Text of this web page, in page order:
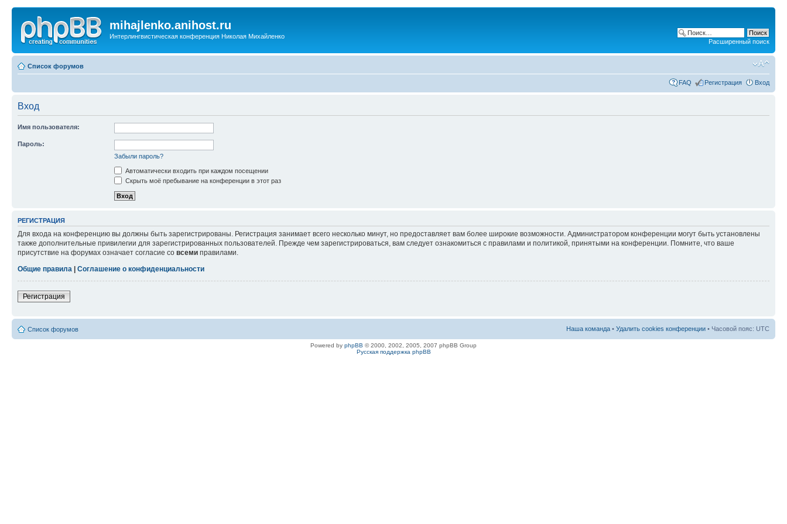
mihajlenko.anihost.ru
Интерлингвистическая конференция Николая Михайленко
Расширенный поиск
Список форумов
FAQ Регистрация Вход
Вход
Имя пользователя:
Пароль:
Забыли пароль?
Автоматически входить при каждом посещении
Скрыть моё пребывание на конференции в этот раз
РЕГИСТРАЦИЯ
Для входа на конференцию вы должны быть зарегистрированы. Регистрация занимает всего несколько минут, но предоставляет вам более широкие возможности. Администратором конференции могут быть установлены
также дополнительные привилегии для зарегистрированных пользователей. Прежде чем зарегистрироваться, вам следует ознакомиться с правилами и политикой, принятыми на конференции. Помните, что ваше
присутствие на форумах означает согласие со всеми правилами.
Общие правила
Соглашение о конфиденциальности
Регистрация
Список форумов Наша команда • Удалить cookies конференции • Часовой пояс: UTC
Powered by phpBB © 2000, 2002, 2005, 2007 phpBB Group
Русская поддержка phpBB